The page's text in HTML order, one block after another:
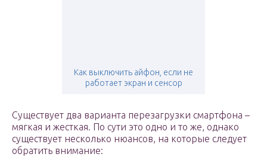
Как выключить айфон, если не
работает экран и сенсор
Существует два варианта перезагрузки смартфона –
мягкая и жесткая. По сути это одно и то же, однако
существует несколько нюансов, на которые следует
обратить внимание: